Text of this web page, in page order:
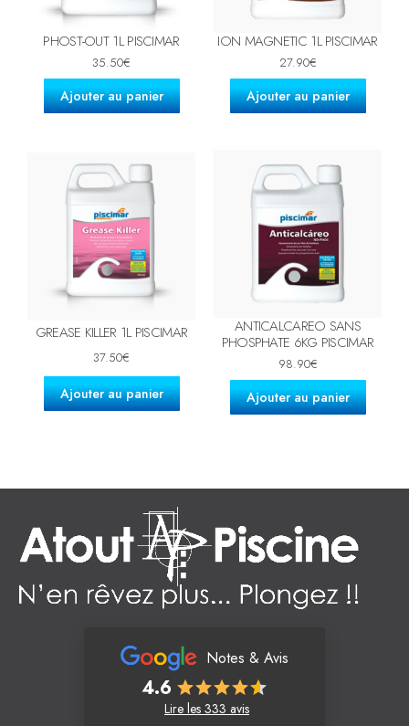
PHOST-OUT 1L PISCIMAR
35.50€
Ajouter au panier
ION MAGNETIC 1L PISCIMAR
27.90€
Ajouter au panier
GREASE KILLER 1L PISCIMAR
37.50€
Ajouter au panier
ANTICALCAREO SANS
PHOSPHATE 6KG PISCIMAR
98.90€
Ajouter au panier
Notes & Avis
4.6
Lire les 333 avis